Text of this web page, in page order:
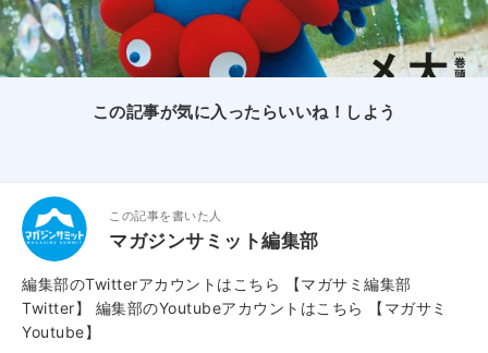
この記事が気に入ったらいいね！しよう
この記事を書いた人
マガジンサミット編集部
編集部のTwitterアカウントはこちら
【マガサミ編集部
Twitter】
編集部のYoutubeアカウントはこちら
【マガサミ
Youtube】